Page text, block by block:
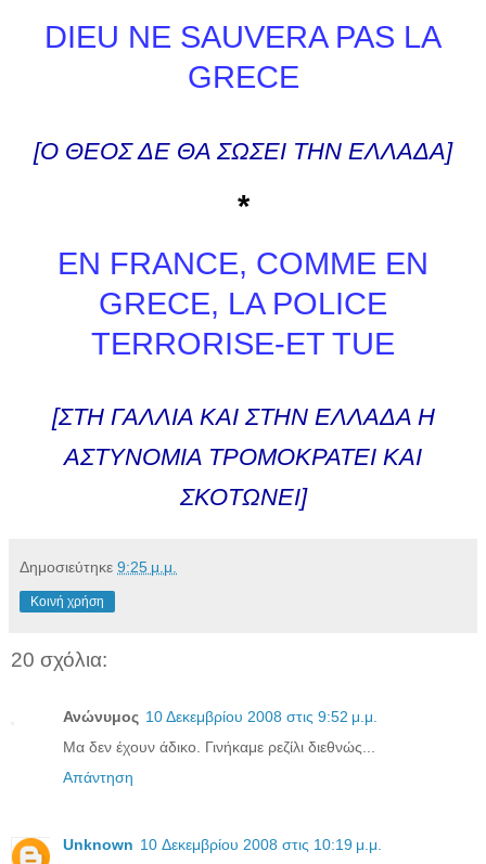
DIEU NE SAUVERA PAS LA
GRECE
[Ο ΘΕΟΣ ΔΕ ΘΑ ΣΩΣΕΙ ΤΗΝ ΕΛΛΑΔΑ]
*
EN FRANCE, COMME EN
GRECE, LA POLICE
TERRORISE-ET TUE
[ΣΤΗ ΓΑΛΛΙΑ ΚΑΙ ΣΤΗΝ ΕΛΛΑΔΑ Η
ΑΣΤΥΝΟΜΙΑ ΤΡΟΜΟΚΡΑΤΕΙ ΚΑΙ
ΣΚΟΤΩΝΕΙ]
Δημοσιεύτηκε 9:25 μ.μ.
Κοινή χρήση
20 σχόλια:
Ανώνυμος 10 Δεκεμβρίου 2008 στις 9:52 μ.μ.
Μα δεν έχουν άδικο. Γινήκαμε ρεζίλι διεθνώς...
Απάντηση
Unknown 10 Δεκεμβρίου 2008 στις 10:19 μ.μ.